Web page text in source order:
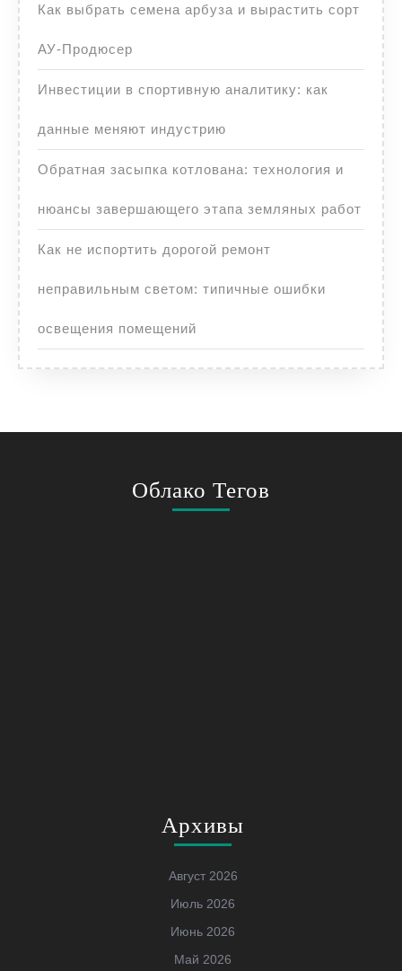
Как выбрать семена арбуза и вырастить сорт
АУ-Продюсер
Инвестиции в спортивную аналитику: как
данные меняют индустрию
Обратная засыпка котлована: технология и
нюансы завершающего этапа земляных работ
Как не испортить дорогой ремонт
неправильным светом: типичные ошибки
освещения помещений
Облако Тегов
Архивы
Август 2026
Июль 2026
Июнь 2026
Май 2026